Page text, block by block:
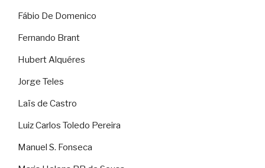
Fábio De Domenico
Fernando Brant
Hubert Alquéres
Jorge Teles
Laïs de Castro
Luiz Carlos Toledo Pereira
Manuel S. Fonseca